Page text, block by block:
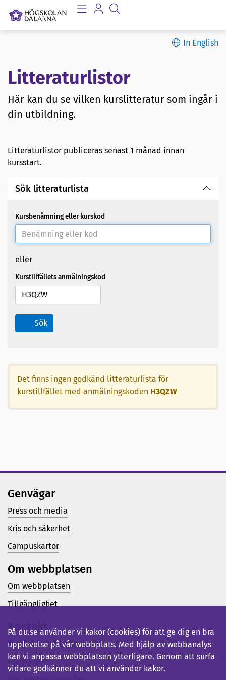
In English
Litteraturlistor
Här kan du se vilken kurslitteratur som ingår i
din utbildning.
Litteraturlistor publiceras senast 1 månad innan
kursstart.
Sök litteraturlista
Kursbenämning eller kurskod
eller
Kurstillfällets anmälningskod
Sök
Det finns ingen godkänd litteraturlista för
kurstillfället med anmälningskoden H3QZW
Genvägar
Press och media
Kris och säkerhet
Campuskartor
Om webbplatsen
Om webbplatsen
Tillgänglighet
Kontakt
Telefon (vx): 023-77 80 00
Hjälpsidor
På du.se använder vi kakor (cookies) för att ge dig en bra
upplevelse på vår webbplats. Med hjälp av webbanalys
kan vi anpassa webbplatsen ytterligare. Genom att surfa
vidare godkänner du att vi använder kakor.